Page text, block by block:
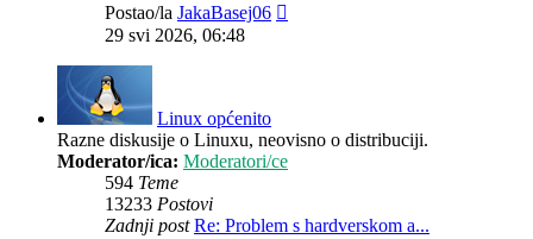
Postao/la JakaBasej06
29 svi 2026, 06:48
Linux općenito
Razne diskusije o Linuxu, neovisno o distribuciji.
Moderator/ica: Moderatori/ce
594 Teme
13233 Postovi
Zadnji post Re: Problem s hardverskom a...